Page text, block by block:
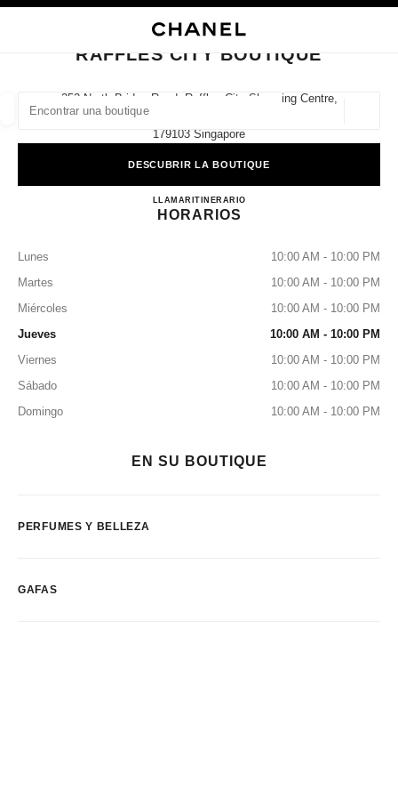
las sugerencias se muestran debajo de esta barra de búsqueda
0 Sugerencias disponibles
CERRAR TARJETA DE BOUTIQUE RAFFLES CITY BOUTIQUE
RAFFLES CITY BOUTIQUE
252 North Bridge Road, Raffles City Shopping Centre,
179103 Singapore
DESCUBRIR LA BOUTIQUE
LLAMAR8003211500ITINERARIORAFFLES CITY BOUTIQUE
HORARIOS
Lunes
10:00 AM - 10:00 PM
Martes
10:00 AM - 10:00 PM
Miércoles
10:00 AM - 10:00 PM
Jueves
10:00 AM - 10:00 PM
Viernes
10:00 AM - 10:00 PM
Sábado
10:00 AM - 10:00 PM
Domingo
10:00 AM - 10:00 PM
EN SU BOUTIQUE
PERFUMES Y BELLEZA
GAFAS
resultado de los filtros por:
MODA GAFAS RELOJERÍA Y JOYERÍA